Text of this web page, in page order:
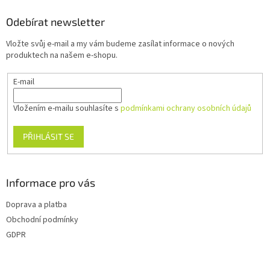
Odebírat newsletter
Vložte svůj e-mail a my vám budeme zasílat informace o nových
produktech na našem e-shopu.
E-mail
Vložením e-mailu souhlasíte s podmínkami ochrany osobních údajů
PŘIHLÁSIT SE
Informace pro vás
Doprava a platba
Obchodní podmínky
GDPR